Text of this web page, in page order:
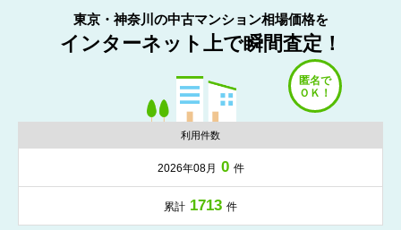
東京・神奈川の中古マンション相場価格を
インターネット上で瞬間査定！
利用件数
2026年08月 0 件
累計 1713 件